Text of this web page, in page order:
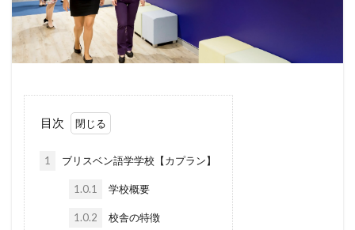
目次
1 ブリスベン語学学校【カプラン】
1.0.1 学校概要
1.0.2 校舎の特徴